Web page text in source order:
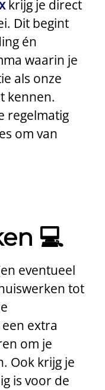
krijg je direct
Dit begint
én
waarin je
als onze
kennen.
regelmatig
om van
💻
eventueel
tot
extra
om je
Ook krijg je
is voor de